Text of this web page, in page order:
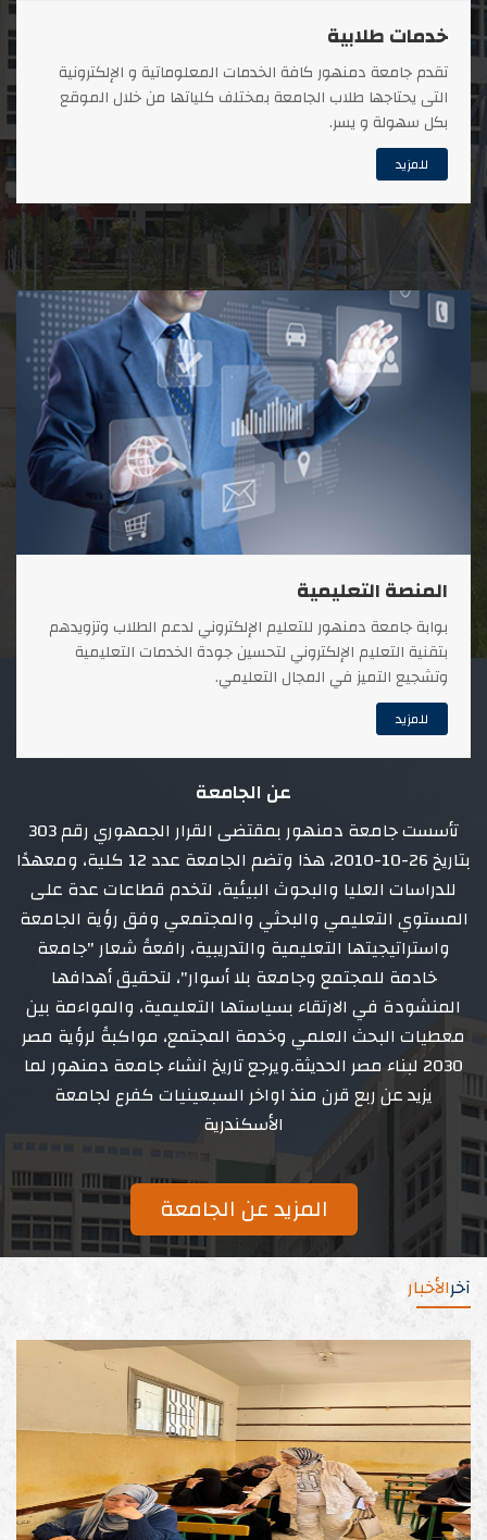
خدمات طلابية
تقدم جامعة دمنهور كافة الخدمات المعلوماتية و الإلكترونية
التى يحتاجها طلاب الجامعة بمختلف كلياتها من خلال الموقع
بكل سهولة و يسر.
للمزيد
المنصة التعليمية
بوابة جامعة دمنهور للتعليم الإلكتروني لدعم الطلاب وتزويدهم
بتقنية التعليم الإلكتروني لتحسين جودة الخدمات التعليمية
وتشجيع التميز في المجال التعليمي.
للمزيد
عن الجامعة
تأسست جامعة دمنهور بمقتضى القرار الجمهوري رقم 303
بتاريخ 26-10-2010، هذا وتضم الجامعة عدد 12 كلية، ومعهدًا
للدراسات العليا والبحوث البيئية، لتخدم قطاعات عدة على
المستوي التعليمي والبحثي والمجتمعي وفق رؤية الجامعة
واستراتيجيتها التعليمية والتدريبية، رافعةً شعار "جامعة
خادمة للمجتمع وجامعة بلا أسوار"، لتحقيق أهدافها
المنشودة في الارتقاء بسياستها التعليمية، والمواءمة بين
معطيات البحث العلمي وخدمة المجتمع، مواكبةً لرؤية مصر
2030 لبناء مصر الحديثة.ويرجع تاريخ انشاء جامعة دمنهور لما
يزيد عن ربع قرن منذ اواخر السبعينيات كفرع لجامعة
الأسكندرية
المزيد عن الجامعة
آخرالأخبار